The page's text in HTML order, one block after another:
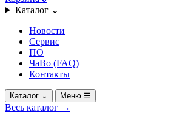
Каталог ⌄
Новости
Сервис
ПО
ЧаВо (FAQ)
Контакты
Каталог ⌄ Меню ☰
Весь каталог →